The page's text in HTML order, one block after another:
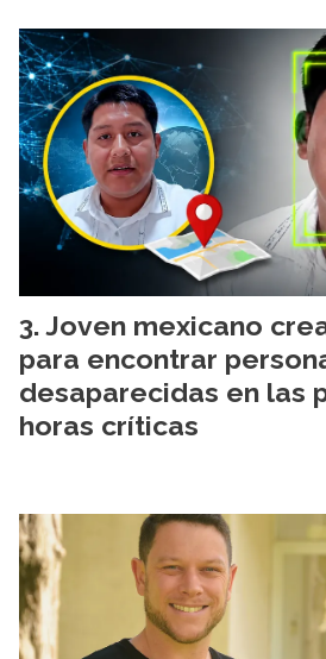
Joven mexicano
para encontrar
desaparecidas en las
horas críticas